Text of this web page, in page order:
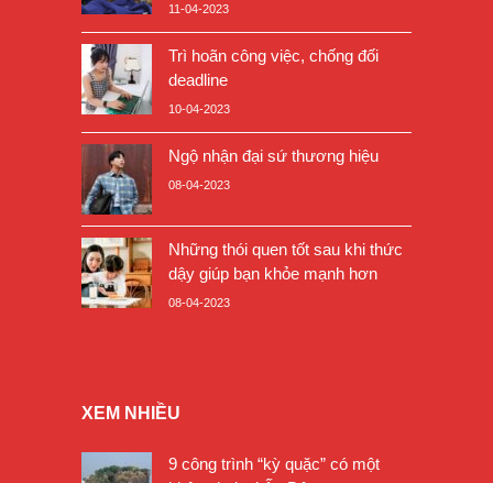
11-04-2023
Trì hoãn công việc, chống đối
deadline
10-04-2023
Ngộ nhận đại sứ thương hiệu
08-04-2023
Những thói quen tốt sau khi thức
dậy giúp bạn khỏe mạnh hơn
08-04-2023
XEM NHIỀU
9 công trình “kỳ quặc” có một